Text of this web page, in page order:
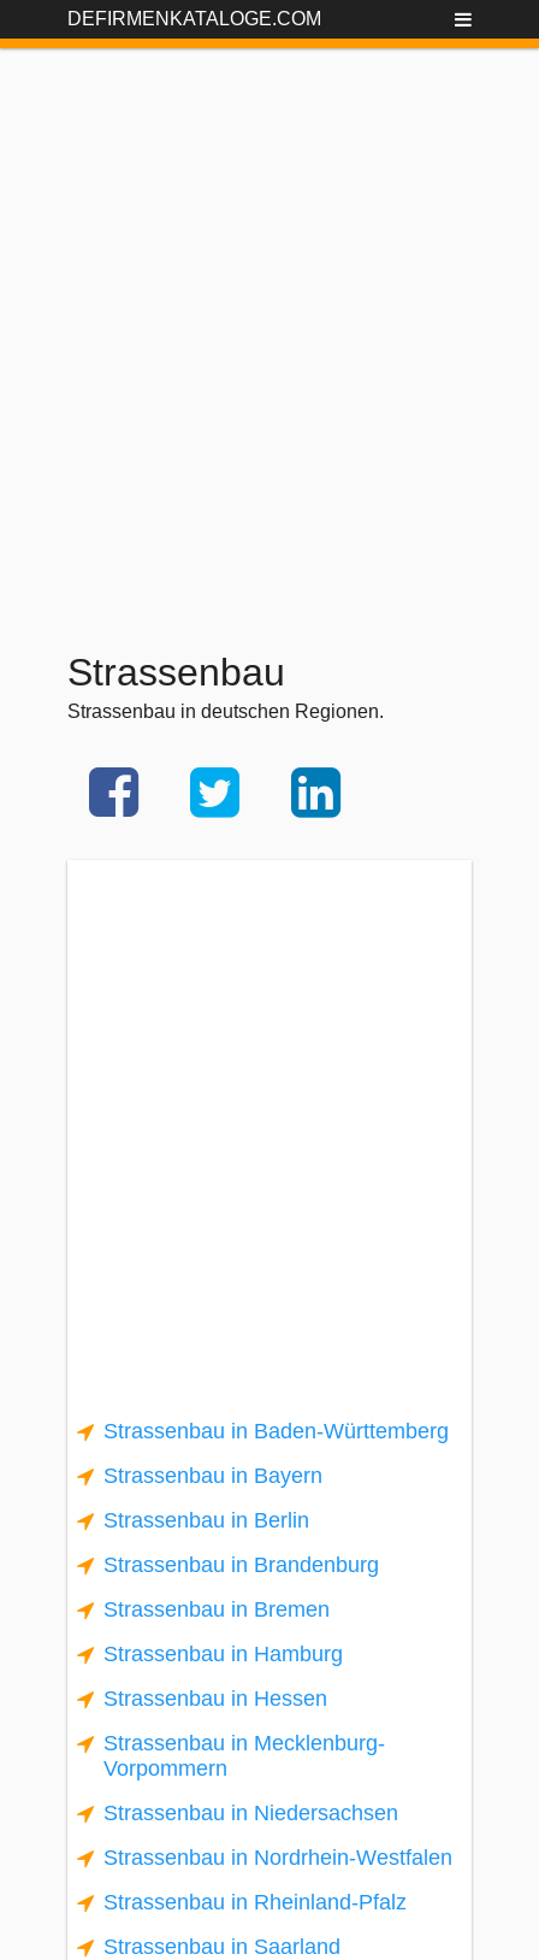
DEFIRMENKATALOGE.COM
Strassenbau
Strassenbau in deutschen Regionen.
Strassenbau in Baden-Württemberg
Strassenbau in Bayern
Strassenbau in Berlin
Strassenbau in Brandenburg
Strassenbau in Bremen
Strassenbau in Hamburg
Strassenbau in Hessen
Strassenbau in Mecklenburg-
Vorpommern
Strassenbau in Niedersachsen
Strassenbau in Nordrhein-Westfalen
Strassenbau in Rheinland-Pfalz
Strassenbau in Saarland